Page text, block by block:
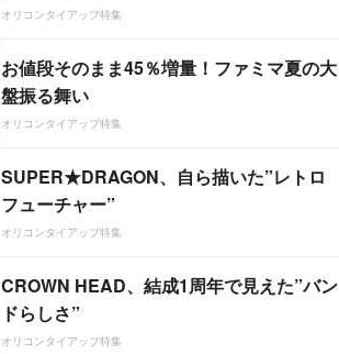
オリコンタイアップ特集
お値段そのまま45％増量！ファミマ夏の大
盤振る舞い
オリコンタイアップ特集
SUPER★DRAGON、自ら描いた”レトロ
フューチャー”
オリコンタイアップ特集
CROWN HEAD、結成1周年で見えた”バン
ドらしさ”
オリコンタイアップ特集